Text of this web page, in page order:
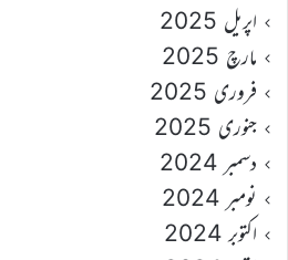
اپریل 2025
مارچ 2025
فروری 2025
جنوری 2025
دسمبر 2024
نومبر 2024
اکتوبر 2024